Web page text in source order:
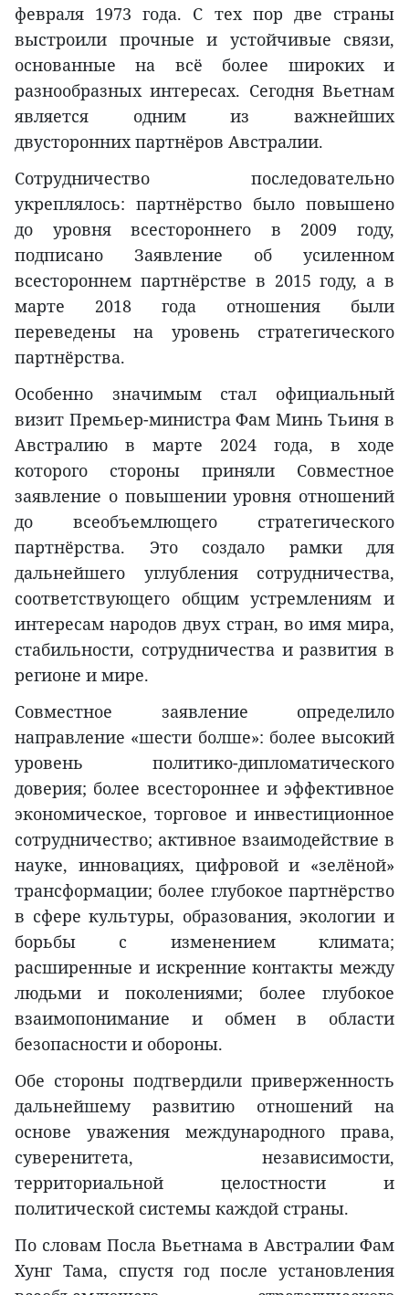
февраля 1973 года. С тех пор две страны
выстроили прочные и устойчивые связи,
основанные на всё более широких и
разнообразных интересах. Сегодня Вьетнам
является одним из важнейших
двусторонних партнёров Австралии.
Сотрудничество последовательно
укреплялось: партнёрство было повышено
до уровня всестороннего в 2009 году,
подписано Заявление об усиленном
всестороннем партнёрстве в 2015 году, а в
марте 2018 года отношения были
переведены на уровень стратегического
партнёрства.
Особенно значимым стал официальный
визит Премьер-министра Фам Минь Тьиня в
Австралию в марте 2024 года, в ходе
которого стороны приняли Совместное
заявление о повышении уровня отношений
до всеобъемлющего стратегического
партнёрства. Это создало рамки для
дальнейшего углубления сотрудничества,
соответствующего общим устремлениям и
интересам народов двух стран, во имя мира,
стабильности, сотрудничества и развития в
регионе и мире.
Совместное заявление определило
направление «шести болше»: более высокий
уровень политико-дипломатического
доверия; более всестороннее и эффективное
экономическое, торговое и инвестиционное
сотрудничество; активное взаимодействие в
науке, инновациях, цифровой и «зелёной»
трансформации; более глубокое партнёрство
в сфере культуры, образования, экологии и
борьбы с изменением климата;
расширенные и искренние контакты между
людьми и поколениями; более глубокое
взаимопонимание и обмен в области
безопасности и обороны.
Обе стороны подтвердили приверженность
дальнейшему развитию отношений на
основе уважения международного права,
суверенитета, независимости,
территориальной целостности и
политической системы каждой страны.
По словам Посла Вьетнама в Австралии Фам
Хунг Тама, спустя год после установления